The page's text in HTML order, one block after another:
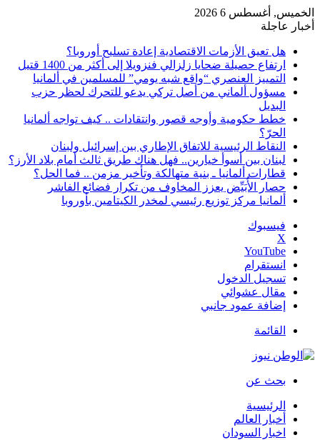
الخميس, أغسطس 6 2026
أخبار عاجلة
هل تعيق الأزمات الاقتصادية إعادة تسليح أوروبا؟
ارتفاع حصيلة ضحايا زلزالي فنزويلا إلى أكثر من 1400 قتيل
التمييز العنصري “واقع شبه يومي” للمسلمين في ألمانيا
مسؤول ألماني من أصل تركي يدعو للتحرك لحظر حزب
البديل
خطط حكومية وأوجه قصور وانتقادات .. كيف تواجه ألمانيا
الحرّ؟
النقاط الرئيسية للاتفاق الإطاري بين إسرائيل ولبنان
لبنان بين أسوأ خيارين.. فهل هناك طريق ثالث أمام بلاد الأرز؟
قطارات ألمانيا ـ بنية متهالكة وتأخير مزمن .. فما الحل؟
حصار الأُبَيِّض يعزز المخاوف من تكرار فضائع الفاشر
ألمانيا مركز توزيع رئيسي لمخدر الكيتامين بأوروبا
فيسبوك
‫X
‫YouTube
انستقرام
تسجيل الدخول
مقال عشوائي
إضافة عمود جانبي
القائمة
بحث عن
الرئيسية
أخبار العالم
اخبار السودان